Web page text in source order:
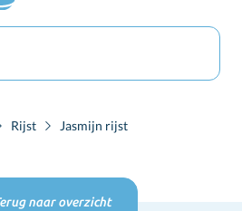
Rijst Jasmijn rijst
naar overzicht